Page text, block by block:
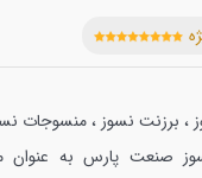
، برزنت نسوز ، منسوجات
صنعت پارس به عنوان